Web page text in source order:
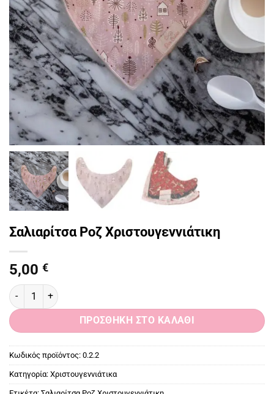
Σαλιαρίτσα Ροζ Χριστουγεννιάτικη
5,00 €
Σαλιαρίτσα Ροζ Χριστουγεννιάτικη ποσότητα
ΠΡΟΣΘΉΚΗ ΣΤΟ ΚΑΛΆΘΙ
Κωδικός προϊόντος: 0.2.2
Κατηγορία: Χριστουγεννιάτικα